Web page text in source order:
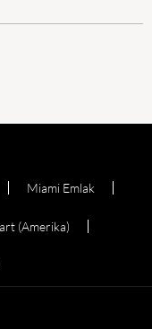
Miami Emlak
(Amerika)